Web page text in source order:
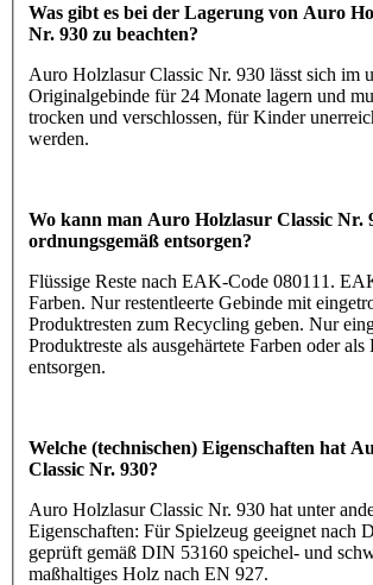
Was gibt es bei der Lagerung von Auro
Nr. 930 zu beachten?
Auro Holzlasur Classic Nr. 930 lässt sich im
Originalgebinde für 24 Monate lagern und
trocken und verschlossen, für Kinder
werden.
Wo kann man Auro Holzlasur Classic Nr.
ordnungsgemäß entsorgen?
Flüssige Reste nach EAK-Code 080111.
Farben. Nur restentleerte Gebinde mit
Produktresten zum Recycling geben. Nur
Produktreste als ausgehärtete Farben oder als
entsorgen.
Welche (technischen) Eigenschaften hat
Classic Nr. 930?
Auro Holzlasur Classic Nr. 930 hat unter
Eigenschaften: Für Spielzeug geeignet nach
geprüft gemäß DIN 53160 speichel- und
maßhaltiges Holz nach EN 927.